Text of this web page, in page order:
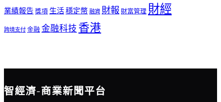
業績報告 獎項生活穩定幣融資 財報 財富管理財經
跨境支付金融 金融科技香港
智經濟-商業新聞平台